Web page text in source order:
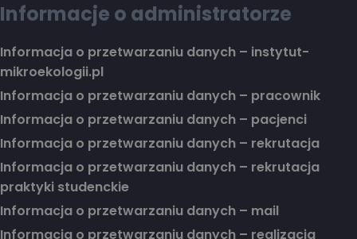
Informacje o administratorze
Informacja o przetwarzaniu danych – instytut-
mikroekologii.pl
Informacja o przetwarzaniu danych – pracownik
Informacja o przetwarzaniu danych – pacjenci
Informacja o przetwarzaniu danych – rekrutacja
Informacja o przetwarzaniu danych – rekrutacja
praktyki studenckie
Informacja o przetwarzaniu danych – mail
Informacja o przetwarzaniu danych – realizacja